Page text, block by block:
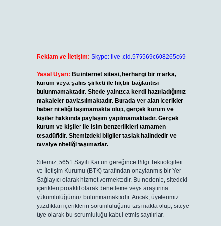
Reklam ve İletişim: Skype: live:.cid.575569c608265c69
Yasal Uyarı: Bu internet sitesi, herhangi bir marka,
kurum veya şahıs şirketi ile hiçbir bağlantısı
bulunmamaktadır. Sitede yalnızca kendi hazırladığımız
makaleler paylaşılmaktadır. Burada yer alan içerikler
haber niteliği taşımamakta olup, gerçek kurum ve
kişiler hakkında paylaşım yapılmamaktadır. Gerçek
kurum ve kişiler ile isim benzerlikleri tamamen
tesadüfidir. Sitemizdeki bilgiler taslak halindedir ve
tavsiye niteliği taşımazlar.
Sitemiz, 5651 Sayılı Kanun gereğince Bilgi Teknolojileri
ve İletişim Kurumu (BTK) tarafından onaylanmış bir Yer
Sağlayıcı olarak hizmet vermektedir. Bu nedenle, sitedeki
içerikleri proaktif olarak denetleme veya araştırma
yükümlülüğümüz bulunmamaktadır. Ancak, üyelerimiz
yazdıkları içeriklerin sorumluluğunu taşımakta olup, siteye
üye olarak bu sorumluluğu kabul etmiş sayılırlar.